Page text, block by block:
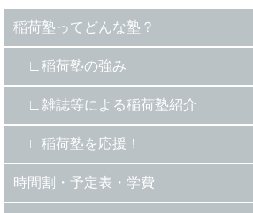
稲荷塾ってどんな塾？
稲荷塾の強み
雑誌等による稲荷塾紹介
稲荷塾を応援！
時間割・予定表・学費